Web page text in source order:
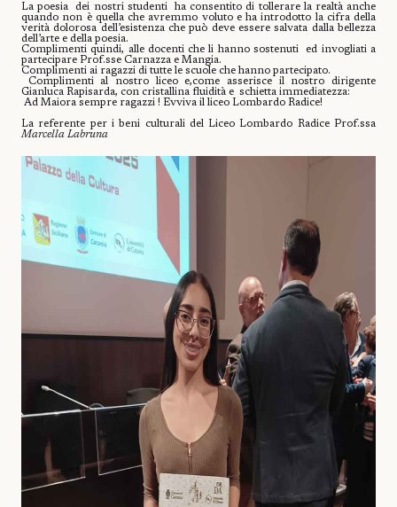
La poesia dei nostri studenti ha consentito di tollerare la realtà anche
quando non è quella che avremmo voluto e ha introdotto la cifra della
verità dolorosa dell’esistenza che può deve essere salvata dalla bellezza
dell’arte e della poesia.
Complimenti quindi, alle docenti che li hanno sostenuti ed invogliati a
partecipare Prof.sse Carnazza e Mangia.
Complimenti ai ragazzi di tutte le scuole che hanno partecipato.
Complimenti al nostro liceo e,come asserisce il nostro dirigente
Gianluca Rapisarda, con cristallina fluidità e schietta immediatezza:
Ad Maiora sempre ragazzi ! Evviva il liceo Lombardo Radice!
La referente per i beni culturali del Liceo Lombardo Radice Prof.ssa
Marcella Labruna